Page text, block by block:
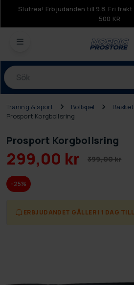
Slutrea! Erbjudanden till 9.8. Fri
500 KR
Produkter
Träning & sport Bollspel
Prosport Korgbollsring
Prosport Korgbollsring
299,00 kr 399,00 kr
-25%
ERBJUDANDET GÄLLER I 1 DAG TILL